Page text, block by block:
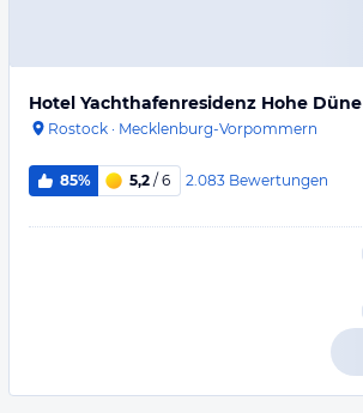
Hotel Yachthafenresidenz Hohe Düne
Rostock · Mecklenburg-Vorpommern
85% 5,2 / 6 2.083 Bewertungen